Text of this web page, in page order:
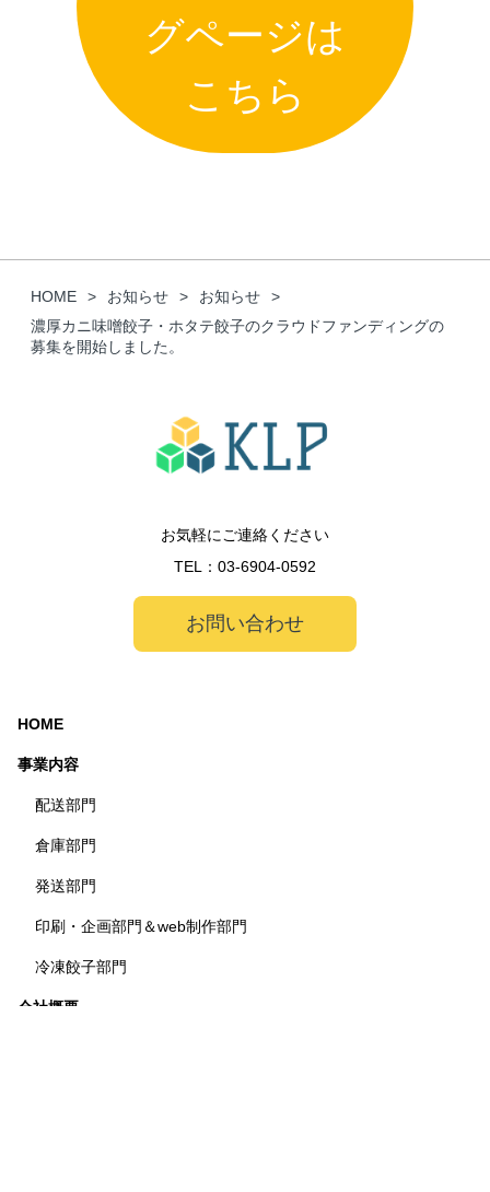
グページは
こちら
HOME お知らせ
お知らせ
濃厚カニ味噌餃子・ホタテ餃子のクラウドファンディングの
募集を開始しました。
お気軽にご連絡ください
TEL： 03-6904-0592
お問い合わせ
HOME
事業内容
配送部門
倉庫部門
発送部門
印刷・企画部門＆web制作部門
冷凍餃子部門
会社概要